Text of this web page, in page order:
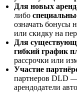
Для новых
либо
означать бонусы
или скидку на
Для
гибкий график
рассрочки или
Участие
партнеров DLD —
арендодатели